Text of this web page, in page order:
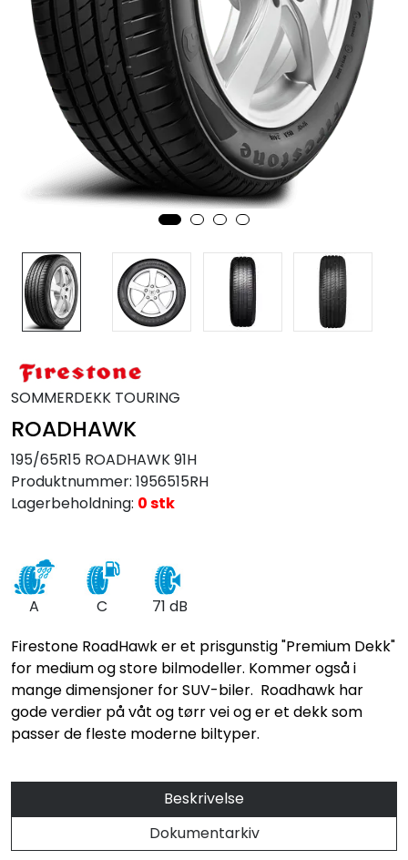
SOMMERDEKK TOURING
ROADHAWK
195/65R15 ROADHAWK 91H
Produktnummer: 1956515RH
Lagerbeholdning: 0 stk
A C
71 dB
Firestone RoadHawk er et prisgunstig "Premium Dekk"
for medium og store bilmodeller. Kommer også i
mange dimensjoner for SUV-biler. Roadhawk har
gode verdier på våt og tørr vei og er et dekk som
passer de fleste moderne biltyper.
Beskrivelse
Dokumentarkiv
MC
Tilbudstorget